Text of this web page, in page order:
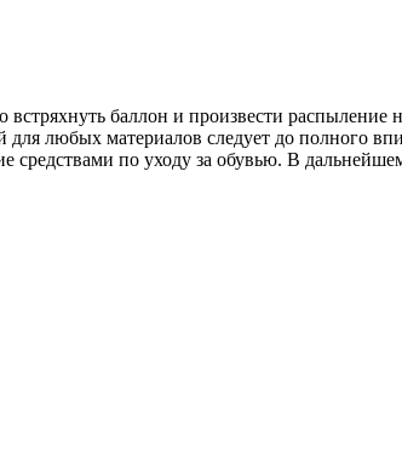
баллон и произвести
любых материалов следует до полного
средствами по уходу за обувью. В